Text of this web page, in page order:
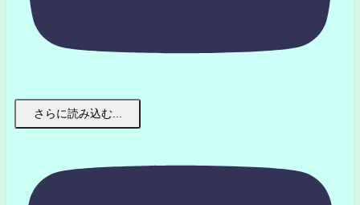
さらに読み込む...